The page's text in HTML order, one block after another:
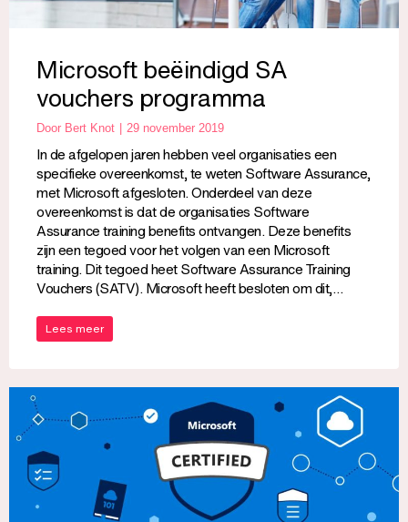
Microsoft beëindigd SA
vouchers programma
Door Bert Knot 29 november 2019
In de afgelopen jaren hebben veel organisaties een
specifieke overeenkomst, te weten Software Assurance,
met Microsoft afgesloten. Onderdeel van deze
overeenkomst is dat de organisaties Software
Assurance training benefits ontvangen. Deze benefits
zijn een tegoed voor het volgen van een Microsoft
training. Dit tegoed heet Software Assurance Training
Vouchers (SATV). Microsoft heeft besloten om dit,…
Lees meer